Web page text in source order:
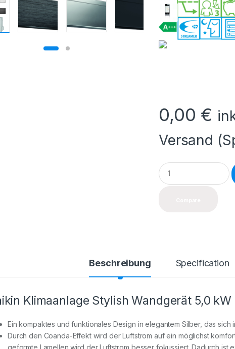
0,00 €
Versand
Q
u
a
Beschreibung Specification
Klimaanlage Stylish Wandgerät 5,0 kW
Ein kompaktes und funktionales Design in elegantem Silber, das sich
Durch den Coanda-Effekt wird der Luftstrom auf ein möglichst
geformte Lamellen wird der Luftstrom besser fokussiert. Dadurch ist